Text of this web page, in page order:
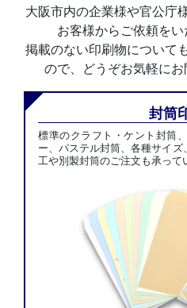
大阪市内の企業様や官公庁
お客様からご依頼をい
掲載のない印刷物について
ので、どうぞお気軽にお
封筒
標準のクラフト・ケント封筒
ー、パステル封筒、各種サイ
工や別製封筒のご注文も承って